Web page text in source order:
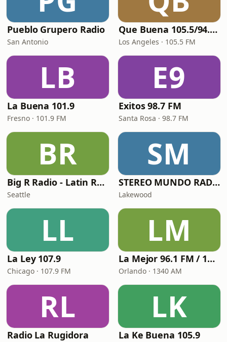
Pueblo Grupero Radio
San Antonio
Que Buena 105.5/94.3 FM
Los Angeles · 105.5 FM
LB
La Buena 101.9
Fresno · 101.9 FM
E9
Exitos 98.7 FM
Santa Rosa · 98.7 FM
BR
Big R Radio - Latin Regional Mexican
Seattle
SM
STEREO MUNDO RADIO
Lakewood
LL
La Ley 107.9
Chicago · 107.9 FM
LM
La Mejor 96.1 FM / 1340 AM
Orlando · 1340 AM
RL
Radio La Rugidora
LK
La Ke Buena 105.9